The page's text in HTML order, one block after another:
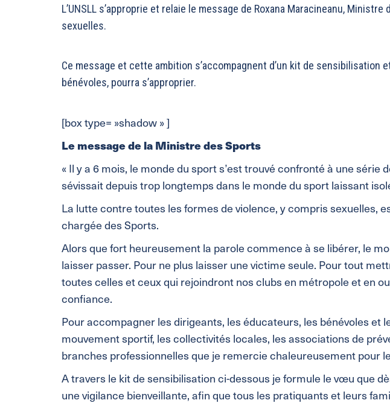
L’UNSLL s’approprie et relaie le message de Roxana Maracineanu,
sexuelles.
Ce message et cette ambition s’accompagnent d’un kit de
bénévoles, pourra s’approprier.
[box type= »shadow » ]
Le message de la Ministre des Sports
« Il y a 6 mois, le monde du sport s’est trouvé confronté à une
sévissait depuis trop longtemps dans le monde du sport laissant
La lutte contre toutes les formes de violence, y compris sexuelles,
chargée des Sports.
Alors que fort heureusement la parole commence à se libérer, le
laisser passer. Pour ne plus laisser une victime seule. Pour tout
toutes celles et ceux qui rejoindront nos clubs en métropole et en
confiance.
Pour accompagner les dirigeants, les éducateurs, les bénévoles et
mouvement sportif, les collectivités locales, les associations de
branches professionnelles que je remercie chaleureusement pour
A travers le kit de sensibilisation ci-dessous je formule le vœu que
une vigilance bienveillante, afin que tous les pratiquants et leurs